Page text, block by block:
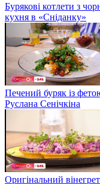
Бурякові котлети з
кухня в «Сніданку»
Печений буряк із
Руслана Сенічкіна
Оригінальний